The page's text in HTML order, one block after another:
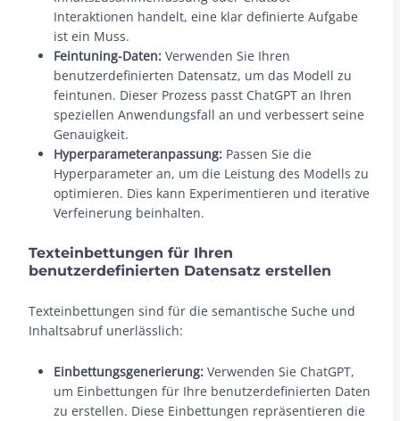
Interaktionen handelt, eine klar definierte Aufgabe
ist ein Muss.
Feintuning-Daten: Verwenden Sie Ihren
benutzerdefinierten Datensatz, um das Modell zu
feintunen. Dieser Prozess passt ChatGPT an Ihren
speziellen Anwendungsfall an und verbessert seine
Genauigkeit.
Hyperparameteranpassung: Passen Sie die
Hyperparameter an, um die Leistung des Modells zu
optimieren. Dies kann Experimentieren und iterative
Verfeinerung beinhalten.
Texteinbettungen für Ihren
benutzerdefinierten Datensatz erstellen
Texteinbettungen sind für die semantische Suche und
Inhaltsabruf unerlässlich:
Einbettungsgenerierung: Verwenden Sie ChatGPT,
um Einbettungen für Ihre benutzerdefinierten Daten
zu erstellen. Diese Einbettungen repräsentieren die